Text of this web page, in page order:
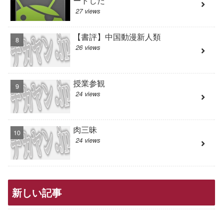
27 views
【書評】中国動漫新人類
26 views
授業参観
24 views
肉三昧
24 views
新しい記事